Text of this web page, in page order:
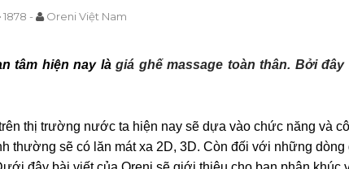
1878 - Oreni Việt Nam
tâm hiện nay là giá ghế massage toàn thân. Bởi đây
thị trường nước ta hiện nay sẽ dựa vào chức năng và
thường sẽ có lăn mát xa 2D, 3D. Còn đối với những